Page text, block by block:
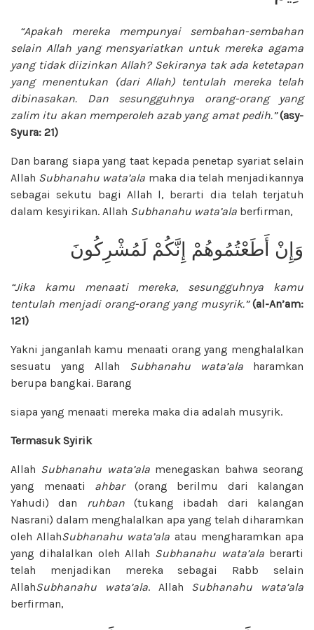
“Apakah mereka mempunyai sembahan-sembahan
selain Allah yang mensyariatkan untuk mereka agama
yang tidak diizinkan Allah? Sekiranya tak ada ketetapan
yang menentukan (dari Allah) tentulah mereka telah
dibinasakan. Dan sesungguhnya orang-orang yang
zalim itu akan memperoleh azab yang amat pedih.”(asy-
Syura: 21)
Dan barang siapa yang taat kepada penetap syariat selain
Allah Subhanahu wata’ala maka dia telah menjadikannya
sebagai sekutu bagi Allah l, berarti dia telah terjatuh
dalam kesyirikan. Allah Subhanahu wata’ala berfirman,
وَإِنْ أَطَعْتُمُوهُمْ إِنَّكُمْ لَمُشْرِكُونَ
“Jika kamu menaati mereka, sesungguhnya kamu
tentulah menjadi orang-orang yang musyrik.”(al-An’am:
121)
Yakni janganlah kamu menaati orang yang menghalalkan
sesuatu yang Allah Subhanahu wata’ala haramkan
berupa bangkai. Barang
siapa yang menaati mereka maka dia adalah musyrik.
Termasuk Syirik
Allah Subhanahu wata’alamenegaskan bahwa seorang
yang menaati ahbar (orang berilmu dari kalangan
Yahudi) dan
ruhban(tukang ibadah dari kalangan
Nasrani) dalam menghalalkan apa yang telah diharamkan
oleh AllahSubhanahu wata’ala atau mengharamkan apa
yang dihalalkan oleh Allah Subhanahu wata’alaberarti
telah menjadikan mereka sebagai Rabb selain
AllahSubhanahu wata’ala. Allah Subhanahu wata’ala
berfirman,